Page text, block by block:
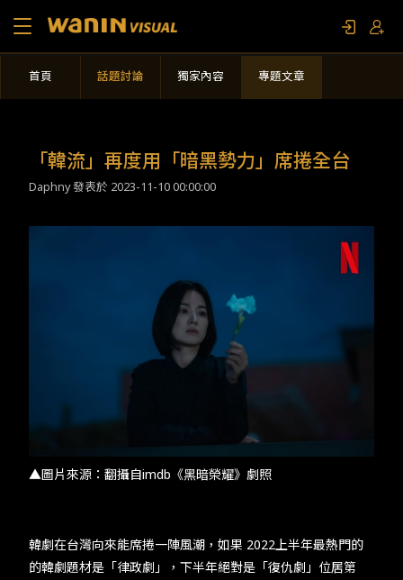
關於我們
影視專題
首頁 話題討論 獨家內容 專題文章
「韓流」再度用「暗黑勢力」席捲全台
Daphny 發表於 2023-11-10 00:00:00
▲圖片來源：翻攝自imdb《黑暗榮耀》劇照
韓劇在台灣向來能席捲一陣風潮，如果 2022上半年最熱門的
的韓劇題材是「律政劇」，下半年絕對是「復仇劇」位居第